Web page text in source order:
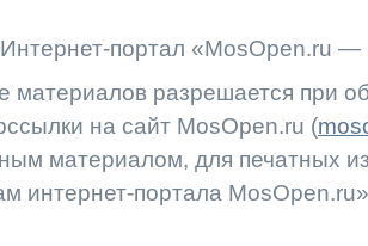
портал «MosOpen.ru —
материалов разрешается при
на сайт MosOpen.ru (
материалом, для печатных
интернет-портала